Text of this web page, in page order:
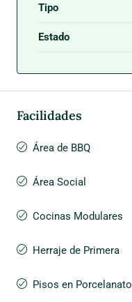
Tipo
Estado
Facilidades
Área de BBQ
Área Social
Cocinas Modulares
Herraje de Primera
Pisos en Porcelanato